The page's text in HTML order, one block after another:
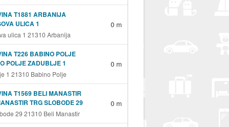
T1881 ARBANIJA
ULICA 1
ulica 1 21310 Arbanija
0 m
T226 BABINO POLJE
POLJE ZADUBLJE 1
1 21310 Babino Polje
0 m
T1569 BELI MANASTIR
TRG SLOBODE 29
29 21310 Beli Manastir
0 m